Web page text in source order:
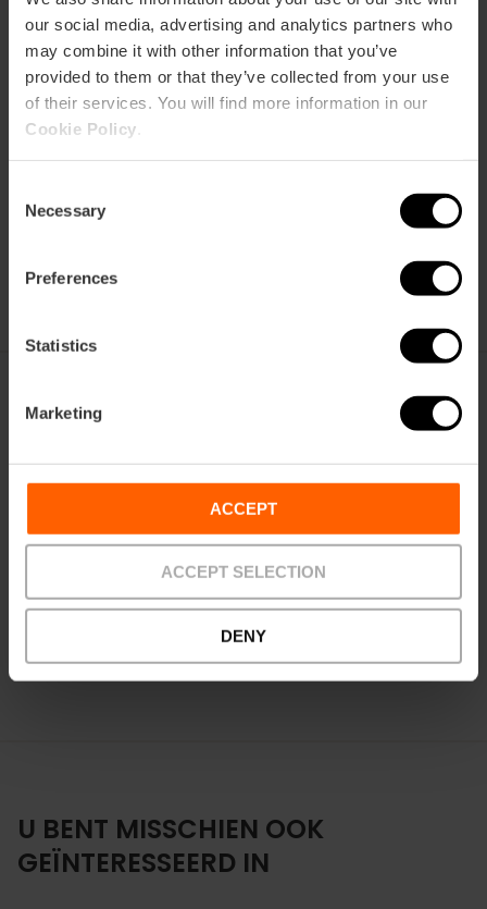
our social media, advertising and analytics partners who
may combine it with other information that you’ve
provided to them or that they’ve collected from your use
of their services. You will find more information in our
Cookie Policy
Selection
Necessary
Preferences
Statistics
Marketing
ACCEPT
ACCEPT SELECTION
DENY
Wereldcentrum voor Duurzame
Stedelijke Voeding
Maar de inzet van Valencia voor voedselduurzaamheid
gaat veel verder: sinds 2019 is de stad de
FAO (CEMAS), om zo een referentiepunt te worden voor de
uitdagingen waar grote steden voor staan op het gebied
van voeding en nutritie.
U BENT MISSCHIEN OOK
GEÏNTERESSEERD IN